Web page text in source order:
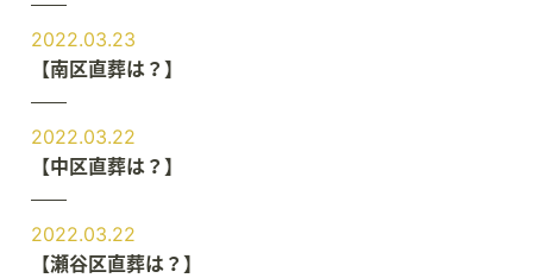
2022.03.23
【南区直葬は？】
2022.03.22
【中区直葬は？】
2022.03.22
【瀬谷区直葬は？】